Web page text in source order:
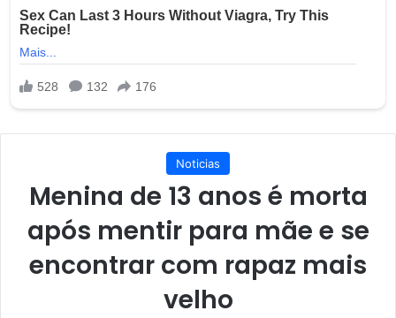
Noticias
Menina de 13 anos é morta
após mentir para mãe e se
encontrar com rapaz mais
velho